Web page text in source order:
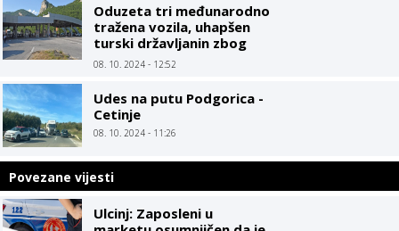
Oduzeta tri međunarodno
tražena vozila, uhapšen
turski državljanin zbog
pištolja
08. 10. 2024 - 12:52
Udes na putu Podgorica -
Cetinje
08. 10. 2024 - 11:26
Povezane vijesti
Ulcinj: Zaposleni u